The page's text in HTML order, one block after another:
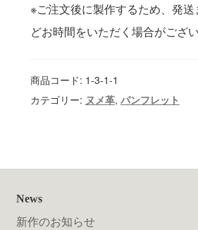
※ご注文後に製作するため、発
どお時間をいただく場合がござい
商品コード: 1-3-1-1
カテゴリー: ヌメ革, パンフレット
News
新作のお知らせ